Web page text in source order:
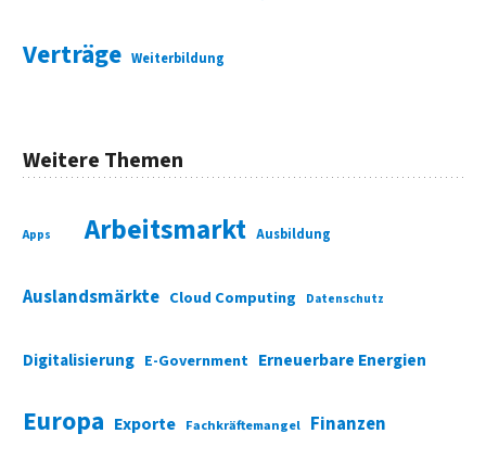
Verträge Weiterbildung
Weitere Themen
Apps Arbeitsmarkt Ausbildung
Auslandsmärkte Cloud Computing Datenschutz
Digitalisierung E-Government Erneuerbare Energien
Europa Exporte Fachkräftemangel Finanzen